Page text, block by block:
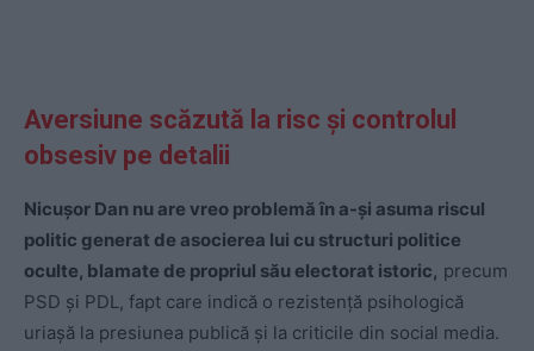
Aversiune scăzută la risc și controlul
obsesiv pe detalii
Nicușor Dan nu are vreo problemă în a-și asuma riscul
politic generat de asocierea lui cu structuri politice
oculte, blamate de propriul său electorat istoric, precum
PSD și PDL, fapt care indică o rezistență psihologică
uriașă la presiunea publică și la criticile din social media.